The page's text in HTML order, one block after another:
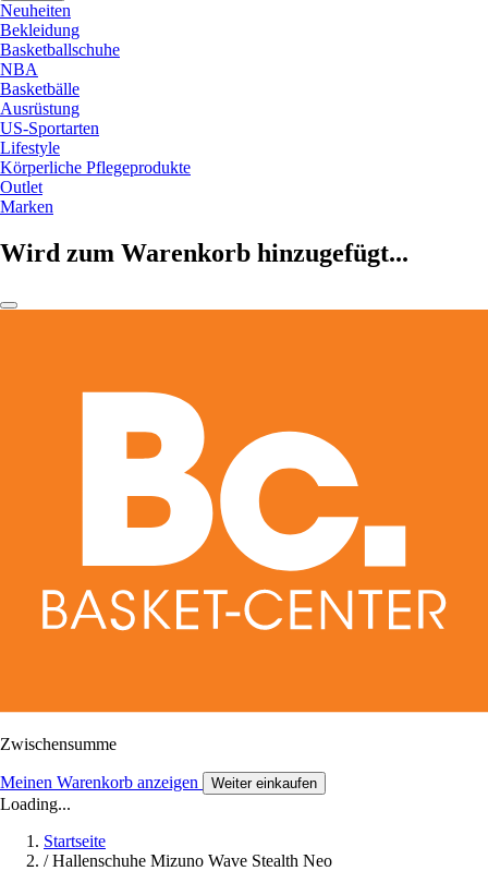
Neuheiten
Bekleidung
Basketballschuhe
NBA
Basketbälle
Ausrüstung
US-Sportarten
Lifestyle
Körperliche Pflegeprodukte
Outlet
Marken
Wird zum Warenkorb hinzugefügt...
Zwischensumme
Meinen Warenkorb anzeigen Weiter einkaufen
Loading...
Startseite
/ Hallenschuhe Mizuno Wave Stealth Neo